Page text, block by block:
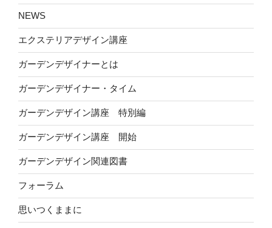
NEWS
エクステリアデザイン講座
ガーデンデザイナーとは
ガーデンデザイナー・タイム
ガーデンデザイン講座 特別編
ガーデンデザイン講座 開始
ガーデンデザイン関連図書
フォーラム
思いつくままに